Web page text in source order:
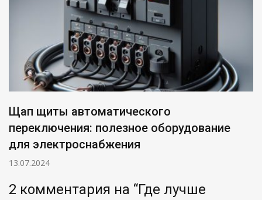
Щап щиты автоматического
переключения: полезное оборудование
для электроснабжения
13.07.2024
2 комментария на “Где лучше